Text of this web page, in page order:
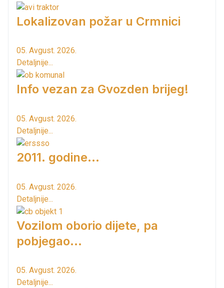
Lokalizovan požar u Crmnici
05. Avgust. 2026.
Detaljnije...
Info vezan za Gvozden brijeg!
05. Avgust. 2026.
Detaljnije...
2011. godine...
05. Avgust. 2026.
Detaljnije...
Vozilom oborio dijete, pa
pobjegao...
05. Avgust. 2026.
Detaljnije...